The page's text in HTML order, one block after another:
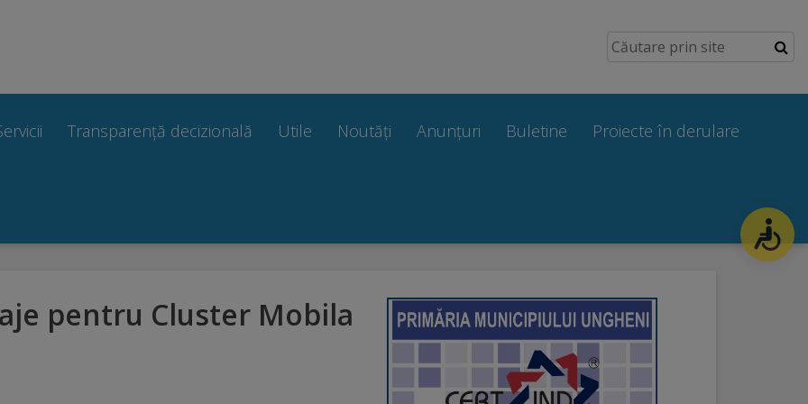
Transparență decizională Utile Noutăți Anunțuri Buletine Proiecte în derulare
pentru Cluster Mobila